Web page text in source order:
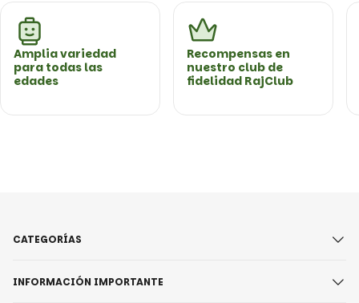
Amplia variedad
para todas las
edades
Recompensas en
nuestro club de
fidelidad RajClub
CATEGORÍAS
INFORMACIÓN IMPORTANTE